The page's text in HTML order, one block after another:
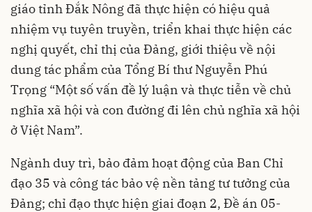
giáo tỉnh Đắk Nông đã thực hiện có hiệu quả
nhiệm vụ tuyên truyền, triển khai thực hiện các
nghị quyết, chỉ thị của Đảng, giới thiệu về nội
dung tác phẩm của Tổng Bí thư Nguyễn Phú
Trọng “Một số vấn đề lý luận và thực tiễn về chủ
nghĩa xã hội và con đường đi lên chủ nghĩa xã hội
ở Việt Nam”.
Ngành duy trì, bảo đảm hoạt động của Ban Chỉ
đạo 35 và công tác bảo vệ nền tảng tư tưởng của
Đảng; chỉ đạo thực hiện giai đoạn 2, Đề án 05-